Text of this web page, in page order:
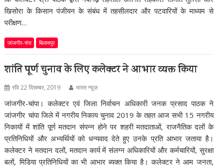
खिसोरा के किसान पंजीयन के संबंध में तहसीलदार और पटवारियों के माध्यम से
परीक्षण…
जांजगीर-चंपा बिलासपुर
शांति पूर्ण चुनाव के लिए कलेक्टर ने आभार व्यक्त किया
रवि 22 दिसम्बर, 2019 भारत न्यूज़
जांजगीर-चांपा। कलेक्टर एवं जिला निर्वाचन अधिकारी जनक प्रसाद पाठक ने
जांजगीर चांपा जिले में नगरीय निकाय चुनाव 2019 के तहत आज सभी 15 नगरीय
निकायों में शांति पूर्ण मतदान संपन्न होने पर शहरी मतदाताओं, राजनैतिक दलों के
प्रतिनिधियों और अभ्यर्थियों को धन्यवाद देते हुए उनके प्रति आभार जताया है।
कलेक्टर ने मतदान दलों, मतदान कार्य में संलग्न अधिकारियों और कर्मचारियों, सुरक्षा
बलों, मिडिया प्रतिनिधियों का भी आभार ब्यक्त किया है। कलेक्टर ने आम जनता,